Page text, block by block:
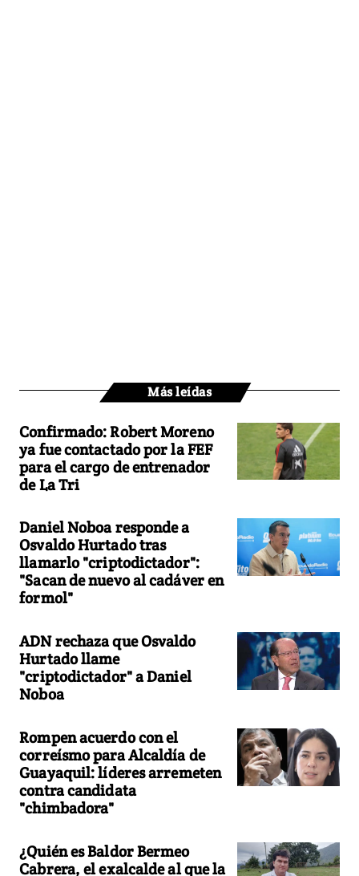
Más leídas
Confirmado: Robert Moreno
ya fue contactado por la FEF
para el cargo de entrenador
de La Tri
Daniel Noboa responde a
Osvaldo Hurtado tras
llamarlo "criptodictador":
"Sacan de nuevo al cadáver en
formol"
ADN rechaza que Osvaldo
Hurtado llame
"criptodictador" a Daniel
Noboa
Rompen acuerdo con el
correísmo para Alcaldía de
Guayaquil: líderes arremeten
contra candidata
"chimbadora"
¿Quién es Baldor Bermeo
Cabrera, el exalcalde al que la